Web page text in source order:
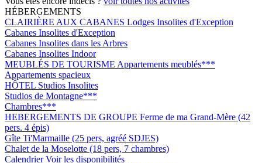
HÉBERGEMENTS
CLAIRIÈRE AUX CABANES Lodges Insolites d'Exception
Cabanes Insolites d'Exception
Cabanes Insolites dans les Arbres
Cabanes Insolites Indoor
MEUBLÉS DE TOURISME Appartements meublés***
Appartements spacieux
HÔTEL Studios Insolites
Studios de Montagne***
Chambres***
HEBERGEMENTS DE GROUPE Ferme de ma Grand-Mère (42
pers. 4 épis)
Gîte Ti'Marmaille (25 pers, agréé SDJES)
Chalet de la Moselotte (18 pers, 7 chambres)
CalendrierVoir les disponibilités